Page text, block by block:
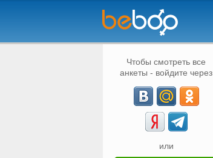
Чтобы смотреть все
анкеты - войдите через
или